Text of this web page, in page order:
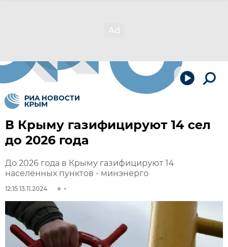
В Крыму газифицируют 14 сел
до 2026 года
До 2026 года в Крыму газифицируют 14
населенных пунктов - минэнерго
12:15 13.11.2024